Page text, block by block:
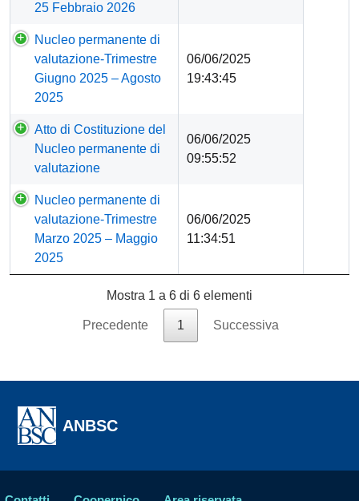
25 Febbraio 2026
Nucleo permanente di
valutazione-Trimestre
Giugno 2025 – Agosto
2025
06/06/2025
19:43:45
Atto di Costituzione del
Nucleo permanente di
valutazione
06/06/2025
09:55:52
Nucleo permanente di
valutazione-Trimestre
Marzo 2025 – Maggio
2025
06/06/2025
11:34:51
Mostra 1 a 6 di 6 elementi
Precedente 1 Successiva
ANBSC